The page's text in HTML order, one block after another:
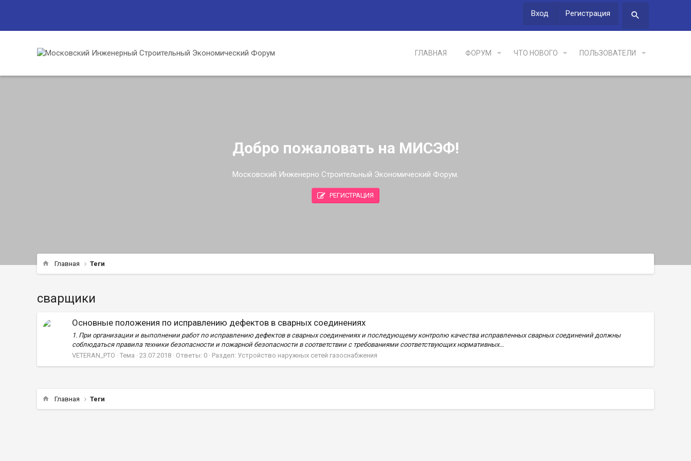
Вход Регистрация
ГЛАВНАЯ ФОРУМ ЧТО НОВОГО ПОЛЬЗОВАТЕЛИ
Добро пожаловать на МИСЭФ!
Московский Инженерно Строительный Экономический Форум.
РЕГИСТРАЦИЯ
Главная Теги
сварщики
Основные положения по исправлению дефектов в сварных соединениях
1. При организации и выполнении работ по исправлению дефектов в сварных соединениях и последующему контролю качества исправленных сварных соединений должны
соблюдаться правила техники безопасности и пожарной безопасности в соответствии с требованиями соответствующих нормативных...
VETERAN_PTO
Тема 23.07.2018 Ответы: 0 Раздел: Устройство наружных сетей газоснабжения
Главная Теги